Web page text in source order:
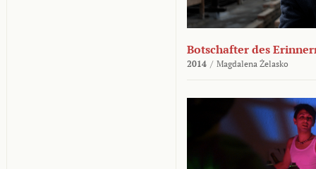
Botschafter des
2014 / Magdalena Żelasko